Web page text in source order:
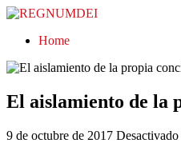
REGNUMDEI
Home
El aislamiento de la
9 de octubre de 2017 Desactivado